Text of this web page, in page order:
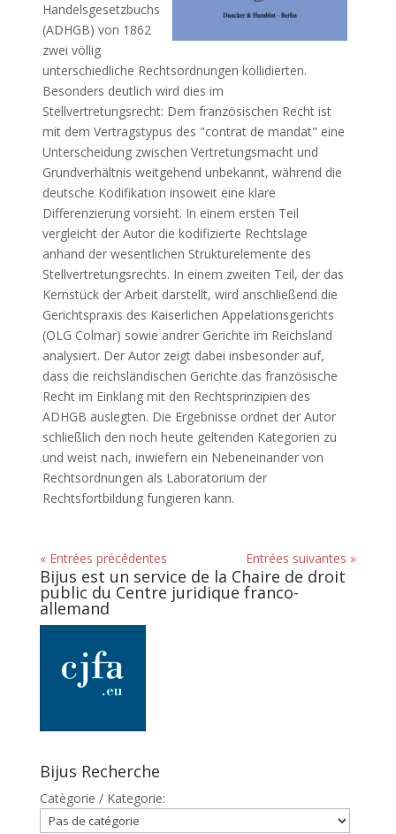
Handelsgesetzbuchs
(ADHGB) von 1862
zwei völlig
unterschiedliche Rechtsordnungen kollidierten.
Besonders deutlich wird dies im
Stellvertretungsrecht: Dem französischen Recht ist
mit dem Vertragstypus des "contrat de mandat" eine
Unterscheidung zwischen Vertretungsmacht und
Grundverhältnis weitgehend unbekannt, während die
deutsche Kodifikation insoweit eine klare
Differenzierung vorsieht. In einem ersten Teil
vergleicht der Autor die kodifizierte Rechtslage
anhand der wesentlichen Strukturelemente des
Stellvertretungsrechts. In einem zweiten Teil, der das
Kernstück der Arbeit darstellt, wird anschließend die
Gerichtspraxis des Kaiserlichen Appelationsgerichts
(OLG Colmar) sowie andrer Gerichte im Reichsland
analysiert. Der Autor zeigt dabei insbesonder auf,
dass die reichsländischen Gerichte das französische
Recht im Einklang mit den Rechtsprinzipien des
ADHGB auslegten. Die Ergebnisse ordnet der Autor
schließlich den noch heute geltenden Kategorien zu
und weist nach, inwiefern ein Nebeneinander von
Rechtsordnungen als Laboratorium der
Rechtsfortbildung fungieren kann.
« Entrées précédentes Entrées suivantes »
Bijus est un service de la Chaire de droit
public du Centre juridique franco-
allemand
Bijus Recherche
Catègorie / Kategorie: